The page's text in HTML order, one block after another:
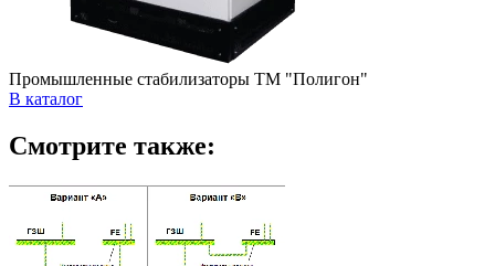
Промышленные стабилизаторы ТМ "Полигон"
В каталог
Смотрите также: